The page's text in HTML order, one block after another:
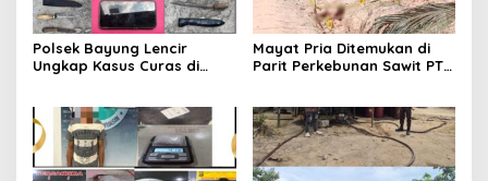
Polsek Bayung Lencir
Ungkap Kasus Curas di
Masih Diburu
Mayat Pria Ditemukan di
Parit Perkebunan Sawit PT